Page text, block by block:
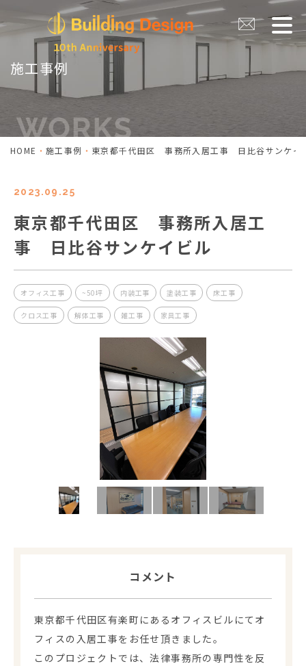
施工事例
HOME 施工事例 東京都千代田区 事務所入居工事 日比谷サンケイ
2023.09.25
東京都千代田区 事務所入居工
事 日比谷サンケイビル
オフィス工事 ~50坪 内装工事 塗装工事 床工事
クロス工事 解体工事 雑工事 家具工事
コメント
東京都千代田区有楽町にあるオフィスビルにてオ
フィスの入居工事をお任せ頂きました。
このプロジェクトでは、法律事務所の専門性を反